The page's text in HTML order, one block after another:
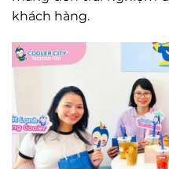
khách hàng.